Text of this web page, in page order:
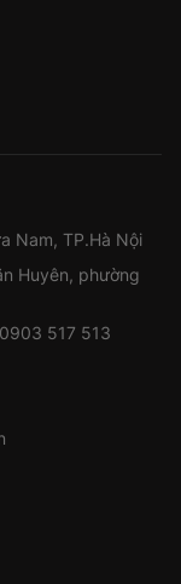
Nam, TP.Hà Nội
Huyên, phường
517 513